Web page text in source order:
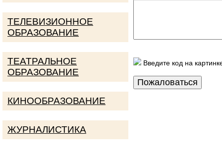
Введите код на
ТЕЛЕВИЗИОННОЕ
ОБРАЗОВАНИЕ
ТЕАТРАЛЬНОЕ
ОБРАЗОВАНИЕ
КИНООБРАЗОВАНИЕ
ЖУРНАЛИСТИКА